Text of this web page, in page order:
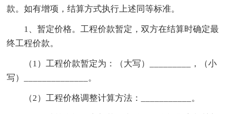
款。如有增项，结算方式执行上述同等标准。
1、暂定价格。工程价款暂定，双方在结算时确定最
终工程价款。
（1）工程价款暂定为：（大写）_________，（小
写）______________。
（2）工程价格调整计算方法：___________。